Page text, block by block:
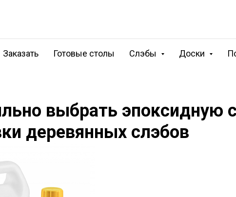
Заказать Готовые столы Слэбы Доски
выбрать эпоксидную
деревянных слэбов